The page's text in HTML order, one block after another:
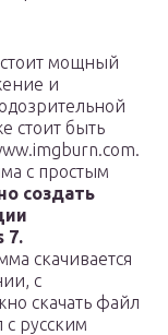
стоит мощный
и
стоит быть
с простым
создать
7.
скачивается
с
скачать файл
с русским